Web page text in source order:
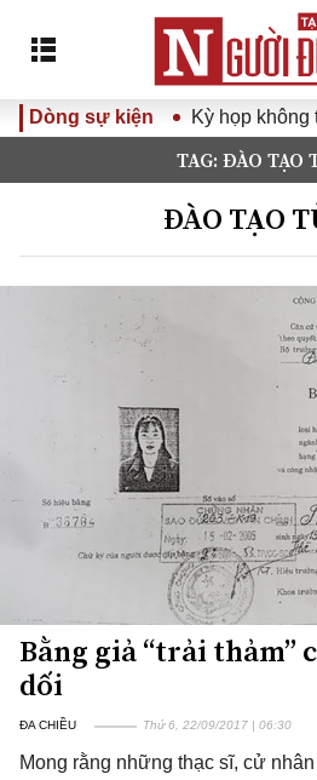
Dòng sự kiện Kỳ họp không
TAG: ĐÀO TẠO
ĐÀO TẠO
Bằng giả “trải thảm”
dối
ĐA CHIỀU Thứ 6, 22/09/2017 | 06:30
Mong rằng những thạc sĩ, cử